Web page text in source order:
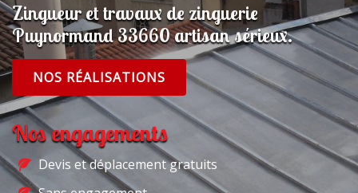
Zingueur et travaux de zinguerie
Puynormand 33660 artisan sérieux.
NOS RÉALISATIONS
Nos engagements
Devis et déplacement gratuits